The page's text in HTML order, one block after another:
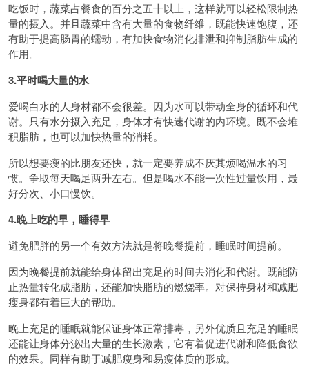
吃饭时，蔬菜占餐食的百分之五十以上，这样就可以轻松限制热
量的摄入。并且蔬菜中含有大量的食物纤维，既能快速饱腹，还
有助于提高肠胃的蠕动，有加快食物消化排泄和抑制脂肪生成的
作用。
3.平时喝大量的水
爱喝白水的人身材都不会很差。因为水可以带动全身的循环和代
谢。只有水分摄入充足，身体才有快速代谢的内环境。既不会堆
积脂肪，也可以加快热量的消耗。
所以想要瘦的比朋友还快，就一定要养成不厌其烦喝温水的习
惯。争取每天喝足两升左右。但是喝水不能一次性过量饮用，最
好分次、小口慢饮。
4.晚上吃的早，睡得早
避免肥胖的另一个有效方法就是将晚餐提前，睡眠时间提前。
因为晚餐提前就能给身体留出充足的时间去消化和代谢。既能防
止热量转化成脂肪，还能加快脂肪的燃烧率。对保持身材和减肥
瘦身都有着巨大的帮助。
晚上充足的睡眠就能保证身体正常排毒，另外优质且充足的睡眠
还能让身体分泌出大量的生长激素，它有着促进代谢和降低食欲
的效果。同样有助于减肥瘦身和易瘦体质的形成。